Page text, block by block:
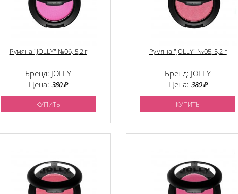
Румяна "JOLLY" №06, 5,2 г
Бренд: JOLLY
Цена:380 ₽
КУПИТЬ
Румяна "JOLLY" №05, 5,2 г
Бренд: JOLLY
Цена:380 ₽
КУПИТЬ